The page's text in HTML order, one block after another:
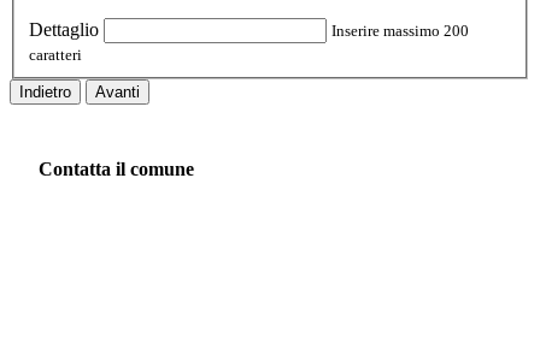
Dettaglio
Inserire massimo 200
caratteri
Indietro Avanti
Contatta il comune